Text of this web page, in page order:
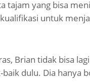
tajam yang bisa
untuk
Brian tidak bisa
dulu. Dia hanya